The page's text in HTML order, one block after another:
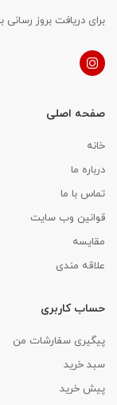
برای دریافت بروز
صفحه اصلی
خانه
درباره ما
تماس با ما
قوانین وب سایت
مقایسه
علاقه مندی
حساب کاربری
پیگیری سفارشات من
سبد خرید
پیش خرید